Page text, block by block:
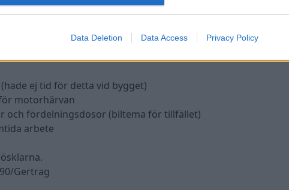
Data Deletion Data Access Privacy Policy
ej tid för detta vid bygget)
motorhärvan
och fördelningsdosor (biltema för tillfället)
arbete
Gertrag